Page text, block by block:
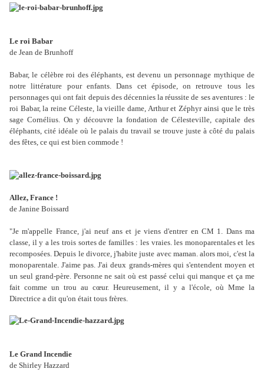
Le roi Babar
de Jean de Brunhoff
Babar, le célèbre roi des éléphants, est devenu un personnage mythique de
notre littérature pour enfants. Dans cet épisode, on retrouve tous les
personnages qui ont fait depuis des décennies la réussite de ses aventures : le
roi Babar, la reine Céleste, la vieille dame, Arthur et Zéphyr ainsi que le très
sage Cornélius. On y découvre la fondation de Célesteville, capitale des
éléphants, cité idéale où le palais du travail se trouve juste à côté du palais
des fêtes, ce qui est bien commode !
Allez, France !
de Janine Boissard
"Je m'appelle France, j'ai neuf ans et je viens d'entrer en CM 1. Dans ma
classe, il y a les trois sortes de familles : les vraies. les monoparentales et les
recomposées. Depuis le divorce, j'habite juste avec maman. alors moi, c'est la
monoparentale. J'aime pas. J'ai deux grands-mères qui s'entendent moyen et
un seul grand-père. Personne ne sait où est passé celui qui manque et ça me
fait comme un trou au cœur. Heureusement, il y a l'école, où Mme la
Directrice a dit qu'on était tous frères.
Le Grand Incendie
de Shirley Hazzard